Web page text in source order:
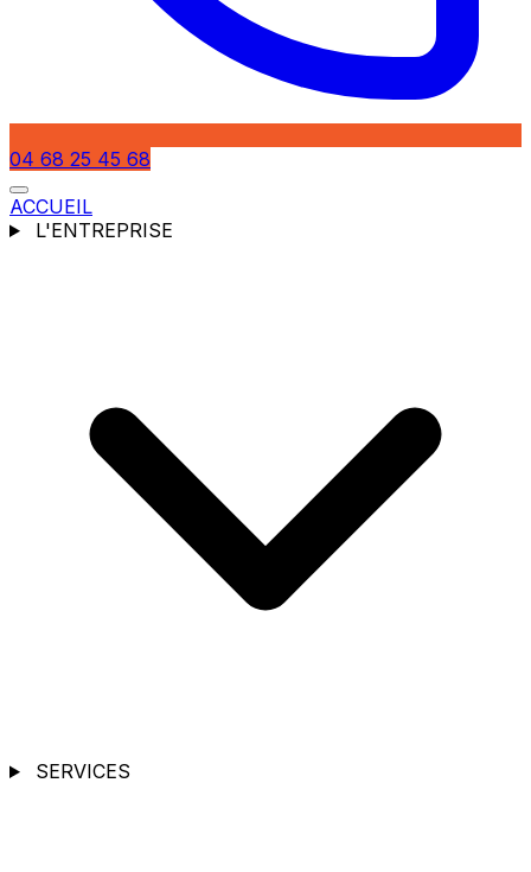
04 68 25 45 68
ACCUEIL
L'ENTREPRISE
SERVICES